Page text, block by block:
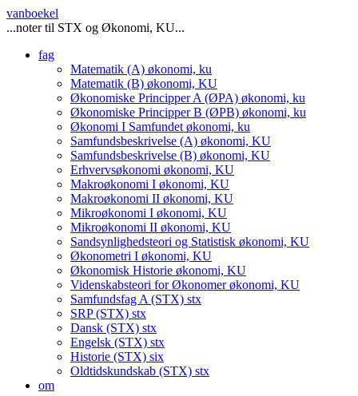
vanboekel
...noter til STX og Økonomi, KU...
fag
Matematik (A) økonomi, ku
Matematik (B) økonomi, KU
Økonomiske Principper A (ØPA) økonomi, ku
Økonomiske Principper B (ØPB) økonomi, ku
Økonomi I Samfundet økonomi, ku
Samfundsbeskrivelse (A) økonomi, KU
Samfundsbeskrivelse (B) økonomi, KU
Erhvervsøkonomi økonomi, KU
Makroøkonomi I økonomi, KU
Makroøkonomi II økonomi, KU
Mikroøkonomi I økonomi, KU
Mikroøkonomi II økonomi, KU
Sandsynlighedsteori og Statistisk økonomi, KU
Økonometri I økonomi, KU
Økonomisk Historie økonomi, KU
Videnskabsteori for Økonomerøkonomi, KU
Samfundsfag A (STX) stx
SRP (STX) stx
Dansk (STX) stx
Engelsk (STX) stx
Historie (STX) six
Oldtidskundskab (STX) stx
om